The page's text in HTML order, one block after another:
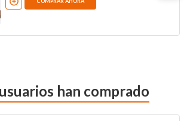
han comprado